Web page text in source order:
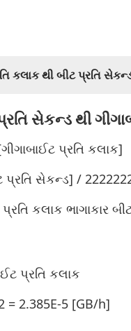
કલાક થી બીટ પ્રતિ
સેકન્ડ થી
પ્રતિ કલાક]
પ્રતિ સેકન્ડ] /
કલાક ભાગાકાર
પ્રતિ કલાક
= 2.385E-5 [GB/h]